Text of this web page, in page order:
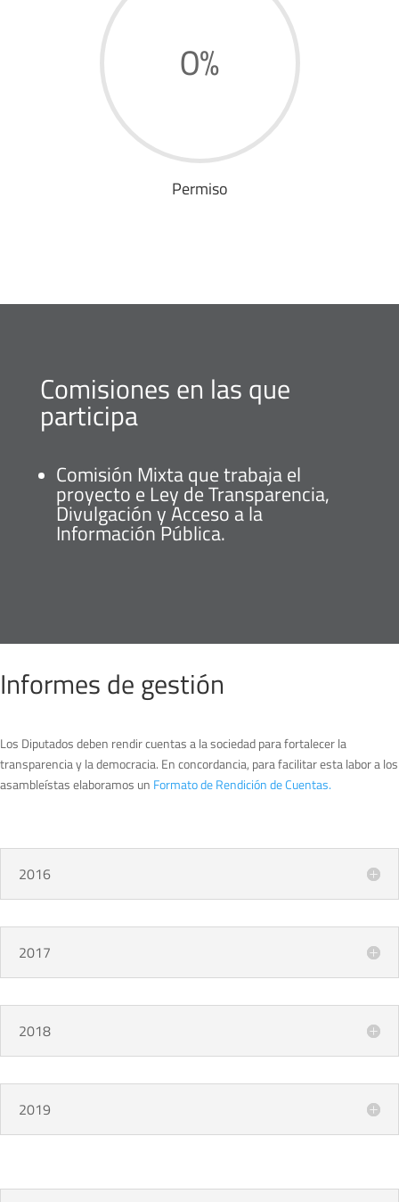
0%
Permiso
Comisiones en las que
participa
Comisión Mixta que trabaja el
proyecto e Ley de Transparencia,
Divulgación y Acceso a la
Información Pública.
Informes de gestión
Los Diputados deben rendir cuentas a la sociedad para fortalecer la
transparencia y la democracia. En concordancia, para facilitar esta labor a los
asambleístas elaboramos un Formato de Rendición de Cuentas.
2016
2017
2018
2019